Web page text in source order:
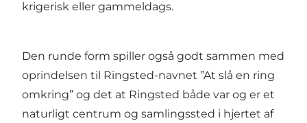
krigerisk eller gammeldags.
Den runde form spiller også godt sammen med
oprindelsen til Ringsted-navnet ”At slå en ring
omkring” og det at Ringsted både var og er et
naturligt centrum og samlingssted i hjertet af